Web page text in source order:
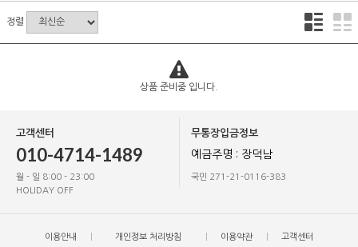
정렬
상품 준비중 입니다.
고객센터
010-4714-1489
월 - 일 8:00 - 23:00
HOLIDAY OFF
무통장입금정보
예금주명 : 장덕남
국민 271-21-0116-383
이용안내 개인정보 처리방침 이용약관 고객센터